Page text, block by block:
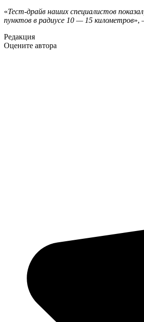
«Тест-драйв наших специалистов
пунктов в радиусе 10 — 15 километров»,
Редакция
Оцените автора